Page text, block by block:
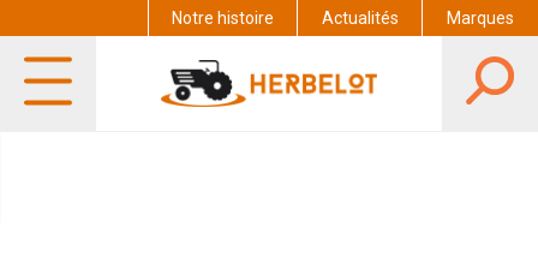
Notre histoire Actualités Marques